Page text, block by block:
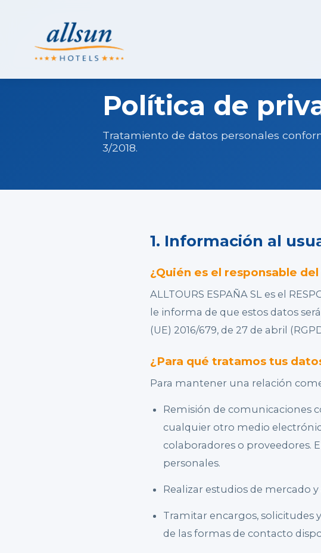
Política de
Tratamiento de datos personales
3/2018.
1. Información al
¿Quién es el responsable
ALLTOURS ESPAÑA SL es el
le informa de que estos datos
(UE) 2016/679, de 27 de abril
¿Para qué tratamos tus
Para mantener una relación
Remisión de comunicaciones
cualquier otro medio
colaboradores o proveedores.
personales.
Realizar estudios de mercado
Tramitar encargos, solicitudes
de las formas de contacto